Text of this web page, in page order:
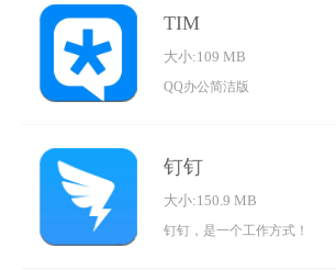
TIM
大小:109 MB
QQ办公简洁版
钉钉
大小:150.9 MB
钉钉，是一个工作方式！